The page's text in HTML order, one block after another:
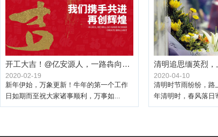
开工大吉！@亿安源人，一路犇向春天
2020-02-19
新年伊始，万象更新！牛年的第一个工作
日如期而至祝大家诸事顺利，万事如...
清明追思缅英烈
2020-04-10
清明时节雨纷纷，路
年清明时，春风落日